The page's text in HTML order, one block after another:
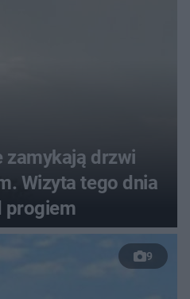
zamykają drzwi
Wizyta tego dnia
progiem
9